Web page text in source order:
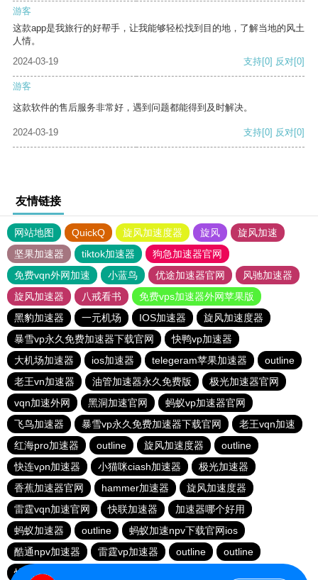
游客
这款app是我旅行的好帮手，让我能够轻松找到目的地，了解当地的风土
人情。
2024-03-19
支持[0] 反对[0]
游客
这款软件的售后服务非常好，遇到问题都能得到及时解决。
2024-03-19 支持[0] 反对[0]
友情链接
网站地图 QuickQ 旋风加速度器 旋风
旋风加速
坚果加速器
tiktok加速器
狗急加速器官网
免费vqn外网加速
小蓝鸟 优途加速器官网
风驰加速器
旋风加速器
八戒看书
免费vps加速器外网苹果版
黑豹加速器
一元机场 IOS加速器
旋风加速度器
暴雪vp永久免费加速器下载官网
快鸭vp加速器
大机场加速器
ios加速器 telegeram苹果加速器
outline
老王vn加速器
油管加速器永久免费版
极光加速器官网
vqn加速外网
黑洞加速官网
蚂蚁vp加速器官网
飞鸟加速器
暴雪vp永久免费加速器下载官网
老王vqn加速
红海pro加速器
outline 旋风加速度器
outline
快连vρn加速器
小猫咪ciash加速器
极光加速器
香蕉加速器官网
hammer加速器
旋风加速度器
雷霆vqn加速官网
快联加速器
加速器哪个好用
蚂蚁加速器
outline
蚂蚁加速npv下载官网ios
酷通npv加速器
雷霆vp加速器 outline
outline
快连加速器app